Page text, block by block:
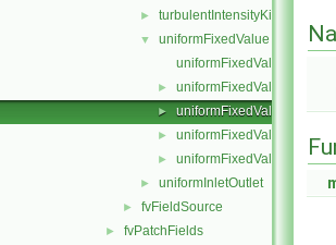
► turbulentIntensityKineticEnergy
▼
uniformFixedValue
►
►
►
►
► uniformInletOutlet
► fvFieldSource
► fvPatchFields